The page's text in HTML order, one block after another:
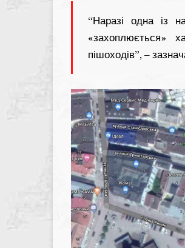
“Наразі одна із
«захоплюється»
пішоходів”, –